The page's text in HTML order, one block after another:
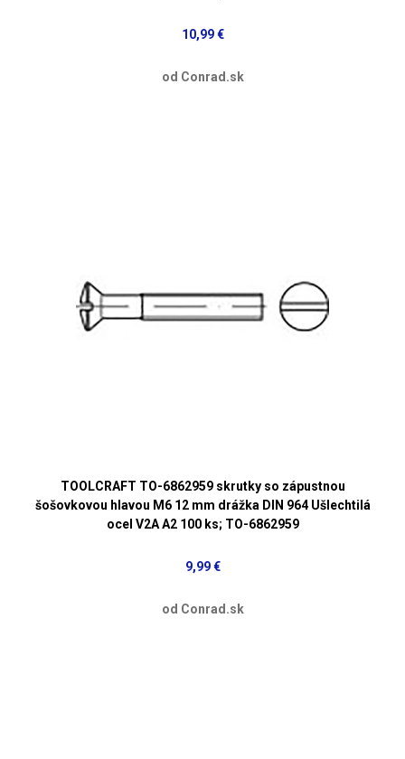
10,99 €
od Conrad.sk
TOOLCRAFT TO-6862959 skrutky so zápustnou
šošovkovou hlavou M6 12 mm drážka DIN 964 Ušlechtilá
ocel V2A A2 100 ks; TO-6862959
9,99 €
od Conrad.sk